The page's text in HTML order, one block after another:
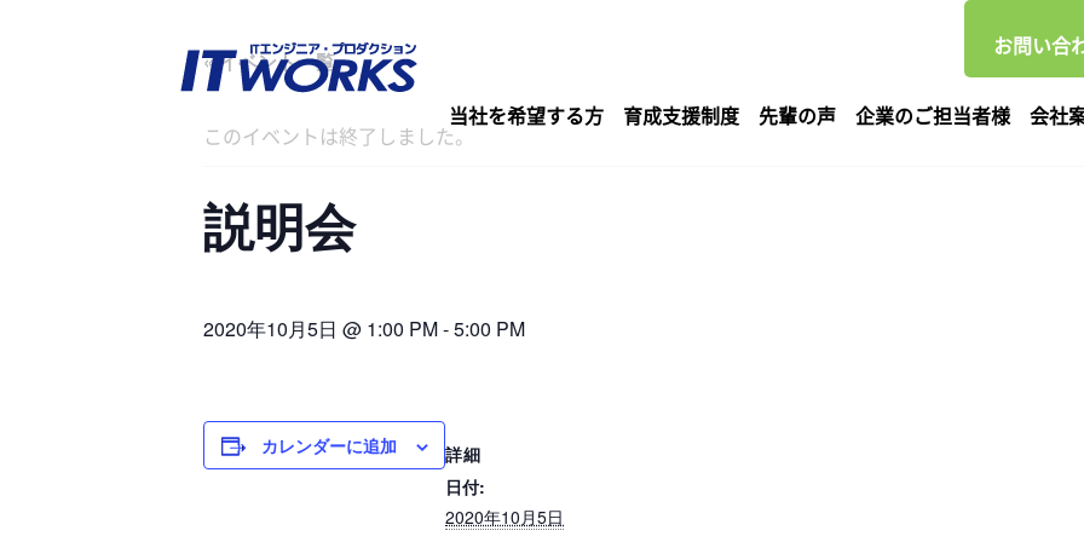
お問い合
当社を希望する方 育成支援制度 先輩の声 企業のご担当者様 会社
« イベント一覧
このイベントは終了しました。
説明会
2020年10月5日 @ 1:00 PM-5:00 PM
カレンダーに追加
詳細
日付:
2020年10月5日